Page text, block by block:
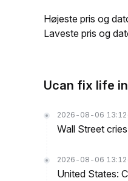
Højeste pris og
Laveste pris og
Ucan fix life
2026-08-06 13:12
Wall Street
2026-08-06 13:12
United States: